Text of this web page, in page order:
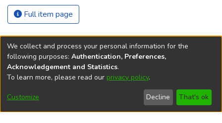
Full item page
REPOSITÓRIO DO
We collect and process your personal information for the
following purposes: Authentication, Preferences,
Acknowledgement and Statistics.
To learn more, please read our privacy policy.
Customize Decline That's ok